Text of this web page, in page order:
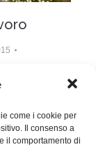
come i cookie per
Il consenso a
il comportamento di